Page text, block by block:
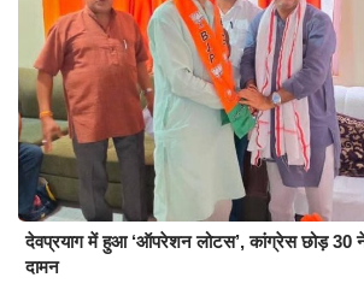
देवप्रयाग में हुआ ‘ऑपरेशन लोटस’, कांग्रेस छोड़ 30
दामन